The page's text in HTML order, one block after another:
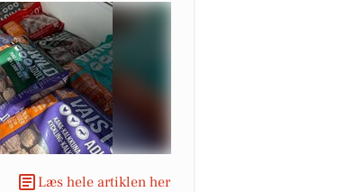
Læs hele artiklen her